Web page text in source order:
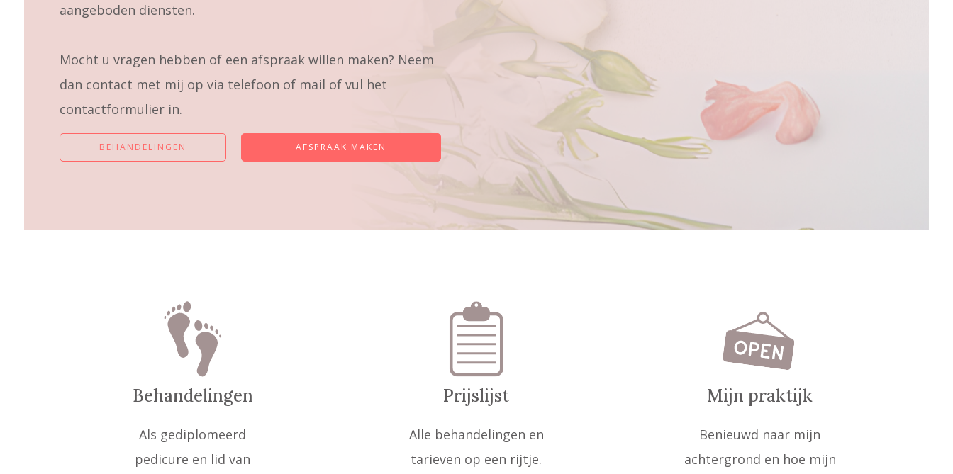
aangeboden diensten.
Mocht u vragen hebben of een afspraak willen maken? Neem
dan contact met mij op via telefoon of mail of vul het
contactformulier in.
BEHANDELINGEN AFSPRAAK MAKEN
Behandelingen
Als gediplomeerd
pedicure en lid van
Prijslijst
Alle behandelingen en
tarieven op een rijtje.
Mijn praktijk
Benieuwd naar mijn
achtergrond en hoe mijn